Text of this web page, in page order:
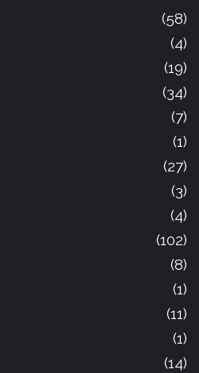
(58)
(4)
(19)
(34)
(7)
(1)
(27)
(3)
(4)
(102)
(8)
(1)
(11)
(1)
(14)